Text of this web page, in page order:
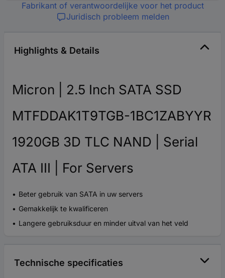
Fabrikant of verantwoordelijke voor het product
Juridisch probleem melden
Highlights & Details
Micron | 2.5 Inch SATA SSD
MTFDDAK1T9TGB-1BC1ZABYYR
1920GB 3D TLC NAND | Serial
ATA III | For Servers
Beter gebruik van SATA in uw servers
Gemakkelijk te kwalificeren
Langere gebruiksduur en minder uitval van het veld
Technische specificaties